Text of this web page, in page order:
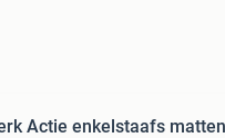
Actie enkelstaafs